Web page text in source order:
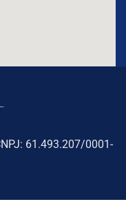
61.493.207/0001-